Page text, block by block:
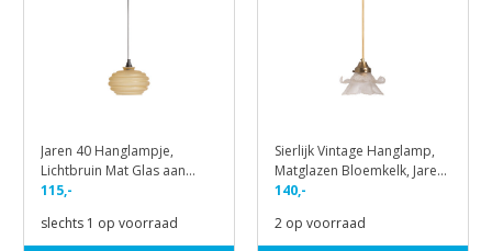
Jaren 40 Hanglampje,
Lichtbruin Mat Glas aan
Snoer
115,-
slechts 1 op voorraad
Sierlijk Vintage Hanglamp,
Matglazen Bloemkelk, Jaren
40
140,-
2 op voorraad